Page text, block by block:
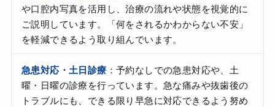
や口腔内写真を活用し、治療の流れや状態を視覚的に
ご説明しています。「何をされるかわからない不安」
を軽減できるよう取り組んでいます。
急患対応・土日診療 ：予約なしでの急患対応や、土
曜・日曜の診療を行っています。急な痛みや抜歯後の
トラブルにも、できる限り早急に対応できるよう努め